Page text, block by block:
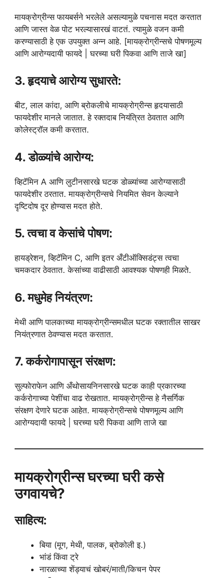
मायक्रोग्रीन्स फायबर्सने भरलेले असल्यामुळे पचनास मदत करतात
आणि जास्त वेळ पोट भरल्यासारखं वाटतं. त्यामुळे वजन कमी
करण्यासाठी हे एक उपयुक्त अन्न आहे. [मायक्रोग्रीन्सचे पोषणमूल्य
आणि आरोग्यदायी फायदे | घरच्या घरी पिकवा आणि ताजे खा]
3. हृदयाचे आरोग्य सुधारते:
बीट, लाल कांदा, आणि ब्रोकलीचे मायक्रोग्रीन्स हृदयासाठी
फायदेशीर मानले जातात. हे रक्तदाब नियंत्रित ठेवतात आणि
कोलेस्ट्रॉल कमी करतात.
4. डोळ्यांचे आरोग्य:
व्हिटॅमिन A आणि लुटीनसारखे घटक डोळ्यांच्या आरोग्यासाठी
फायदेशीर ठरतात. मायक्रोग्रीन्सचे नियमित सेवन केल्याने
दृष्टिदोष दूर होण्यास मदत होते.
5. त्वचा व केसांचे पोषण:
हायड्रेशन, व्हिटॅमिन C, आणि इतर अँटीऑक्सिडंट्स त्वचा
चमकदार ठेवतात. केसांच्या वाढीसाठी आवश्यक पोषणही मिळते.
6. मधुमेह नियंत्रण:
मेथी आणि पालकाच्या मायक्रोग्रीन्समधील घटक रक्तातील साखर
नियंत्रणात ठेवण्यास मदत करतात.
7. कर्करोगापासून संरक्षण:
सुल्फोराफेन आणि अँथोसायनिनसारखे घटक काही प्रकारच्या
कर्करोगाच्या पेशींचा वाढ रोखतात. मायक्रोग्रीन्स हे नैसर्गिक
संरक्षण देणारे घटक आहेत. मायक्रोग्रीन्सचे पोषणमूल्य आणि
आरोग्यदायी फायदे | घरच्या घरी पिकवा आणि ताजे खा
मायक्रोग्रीन्स घरच्या घरी कसे
उगवायचे?
साहित्य:
बिया (मूग, मेथी, पालक, ब्रोकोली इ.)
भांडं किंवा ट्रे
नारळाच्या शेंड्याचं खोबरं/माती/किचन पेपर